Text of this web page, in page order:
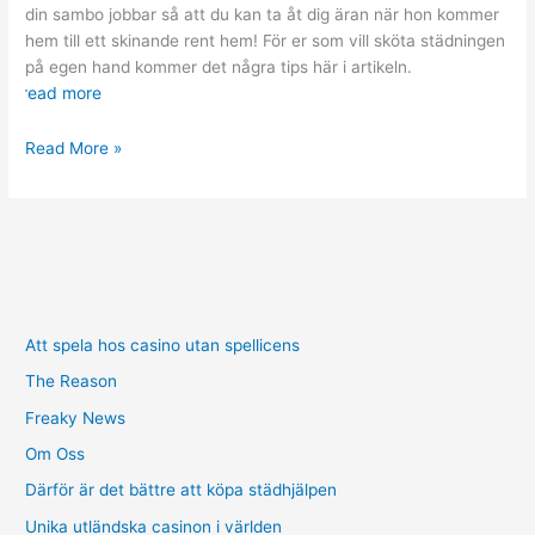
din sambo jobbar så att du kan ta åt dig äran när hon kommer
hem till ett skinande rent hem! För er som vill sköta städningen
på egen hand kommer det några tips här i artikeln.
read more
Bästa
Read More »
Att spela hos casino utan spellicens
The Reason
Freaky News
Om Oss
Därför är det bättre att köpa städhjälpen
Unika utländska casinon i världen